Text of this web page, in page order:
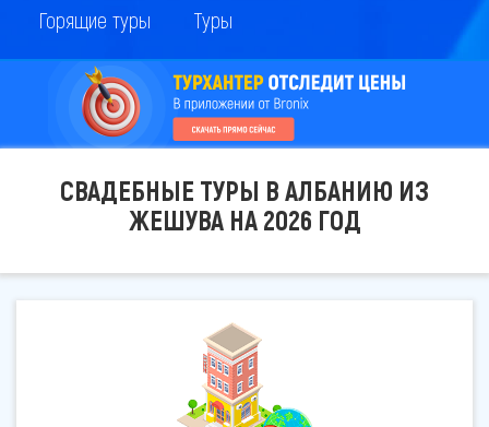
Горящие туры Туры
СВАДЕБНЫЕ ТУРЫ В АЛБАНИЮ ИЗ
ЖЕШУВА НА 2026 ГОД